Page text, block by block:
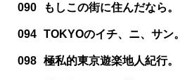
090 もしこの街に住んだなら。
094 TOKYOのイチ、ニ、サン。
098 極私的東京遊楽地人紀行。